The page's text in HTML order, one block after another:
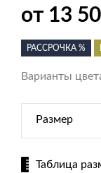
от 13
РАССРОЧКА %
Варианты
Размер
Таблица